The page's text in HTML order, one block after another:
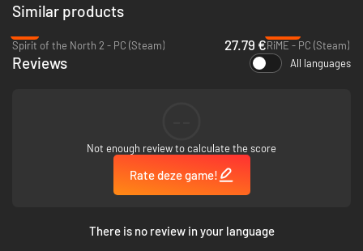
Een verhaal voor alle doelgroepen met meerdere verhalende lagen
Een verbluffende kunststijl
Adaptieve orkestmuziek
Similar products
Spirit of the North 2 - PC (Steam)
27.79 €RiME - PC (Steam)
Reviews All languages
Not enough review to calculate the score
Rate deze game!
There is no review in your language